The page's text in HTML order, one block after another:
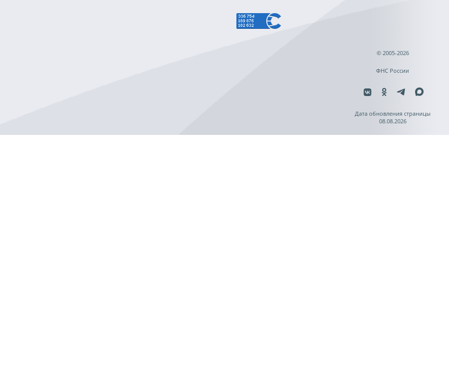
© 2005-2026
ФНС России
Дата обновления страницы
08.08.2026